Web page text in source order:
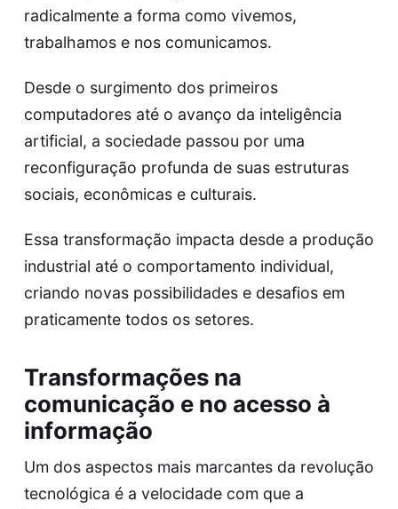
radicalmente a forma como vivemos,
trabalhamos e nos comunicamos.
Desde o surgimento dos primeiros
computadores até o avanço da inteligência
artificial, a sociedade passou por uma
reconfiguração profunda de suas estruturas
sociais, econômicas e culturais.
Essa transformação impacta desde a produção
industrial até o comportamento individual,
criando novas possibilidades e desafios em
praticamente todos os setores.
Transformações na
comunicação e no acesso à
informação
Um dos aspectos mais marcantes da revolução
tecnológica é a velocidade com que a